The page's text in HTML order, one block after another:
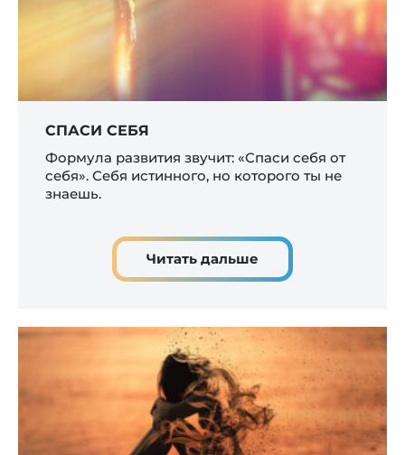
СПАСИ СЕБЯ
Формула развития звучит: «Спаси себя от
себя». Себя истинного, но которого ты не
знаешь.
Читать дальше